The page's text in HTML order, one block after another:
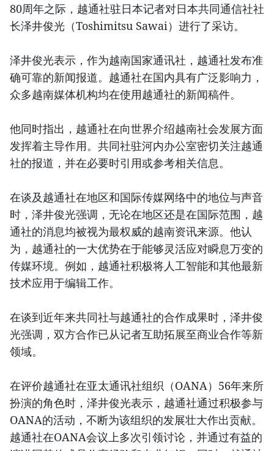
80周年之际，越通社驻日本记者对日本共同通信社社
长泽井俊光（Toshimitsu Sawai）进行了采访。
泽井俊光表示，作为越南国家通讯社，越通社发布准
确可靠的新闻报道。越通社在国内具有广泛影响力，
众多越南媒体机构均在使用越通社的新闻稿件。
他同时指出，越通社在向世界介绍越南社会发展方面
发挥着主导作用。共同社驻河内办公室密切关注越通
社的报道，并在必要时引用或参考相关信息。
在谈及越通社在地区和国际传媒网络中的地位与声音
时，泽井俊光强调，无论在地区还是在国际范围，越
通社的消息均被视为最权威的越南资讯来源。他认
为，越通社的一大优势在于能够灵活应对瞬息万变的
传媒环境。例如，越通社积极将人工智能和其他最新
技术应用于编辑工作。
在谈到近年来共同社与越通社的合作成果时，泽井俊
光强调，双方合作已从记者互助拓展至商业合作等新
领域。
在评价越通社在亚太通讯社组织（OANA）56年来所
扮演的角色时，泽井俊光表示，越通社通过积极参与
OANA的活动，不断为该组织的发展壮大作出贡献。
越通社在OANA会议上多次引领讨论，并通过有益的